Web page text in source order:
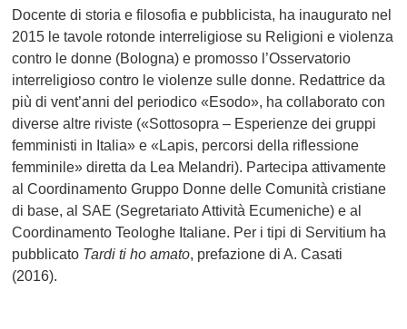
Docente di storia e filosofia e pubblicista, ha inaugurato nel
2015 le tavole rotonde interreligiose su Religioni e violenza
contro le donne (Bologna) e promosso l’Osservatorio
interreligioso contro le violenze sulle donne. Redattrice da
più di vent’anni del periodico «Esodo», ha collaborato con
diverse altre riviste («Sottosopra – Esperienze dei gruppi
femministi in Italia» e «Lapis, percorsi della riflessione
femminile» diretta da Lea Melandri). Partecipa attivamente
al Coordinamento Gruppo Donne delle Comunità cristiane
di base, al SAE (Segretariato Attività Ecumeniche) e al
Coordinamento Teologhe Italiane. Per i tipi di Servitium ha
pubblicato Tardi ti ho amato, prefazione di A. Casati
(2016).